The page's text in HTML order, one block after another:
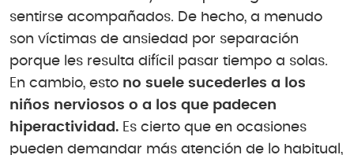
sentirse acompañados. De hecho, a menudo
son víctimas de ansiedad por separación
porque les resulta difícil pasar tiempo a solas.
En cambio, esto no suele sucederles a los
niños nerviosos o a los que padecen
hiperactividad. Es cierto que en ocasiones
pueden demandar más atención de lo habitual,